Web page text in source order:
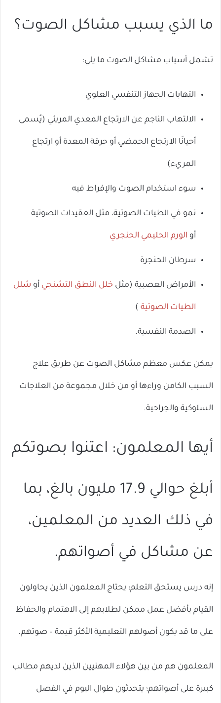
ما الذي يسبب مشاكل الصوت؟
تشمل أسباب مشاكل الصوت ما يلي:
التهابات الجهاز التنفسي العلوي
الالتهاب الناجم عن الارتجاع المعدي المريئي (يُسمى
أحيانًا الارتجاع الحمضي أو حرقة المعدة أو ارتجاع
المريء)
سوء استخدام الصوت والإفراط فيه
نمو في الطيات الصوتية، مثل العقيدات الصوتية
أو الورم الحليمي الحنجري
سرطان الحنجرة
الأمراض العصبية (مثل خلل النطق التشنجي أو شلل
الطيات الصوتية )
الصدمة النفسية.
يمكن عكس معظم مشاكل الصوت عن طريق علاج
السبب الكامن وراءها أو من خلال مجموعة من العلاجات
السلوكية والجراحية.
أيها المعلمون: اعتنوا بصوتكم
أبلغ حوالي 17.9 مليون بالغ، بما
في ذلك العديد من المعلمين،
عن مشاكل في أصواتهم.
إنه درس يستحق التعلم: يحتاج المعلمون الذين يحاولون
القيام بأفضل عمل ممكن لطلابهم إلى الاهتمام والحفاظ
على ما قد يكون أصولهم التعليمية الأكثر قيمة – صوتهم.
المعلمون هم من بين هؤلاء المهنيين الذين لديهم مطالب
كبيرة على أصواتهم؛ يتحدثون طوال اليوم في الفصل